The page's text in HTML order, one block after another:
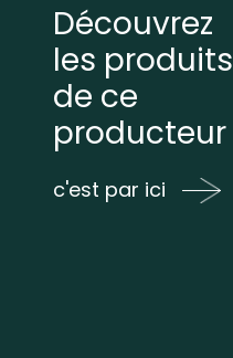
Découvrez
les produits
de ce
producteur
c'est par ici